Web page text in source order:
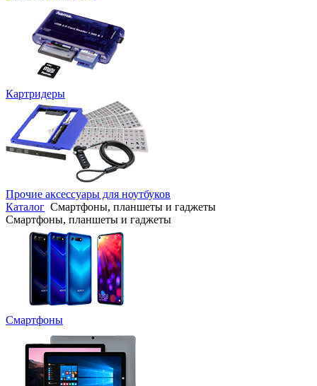
Картридеры
Прочие аксессуары для ноутбуков
Каталог Смартфоны, планшеты и гаджеты
Смартфоны, планшеты и гаджеты
Смартфоны